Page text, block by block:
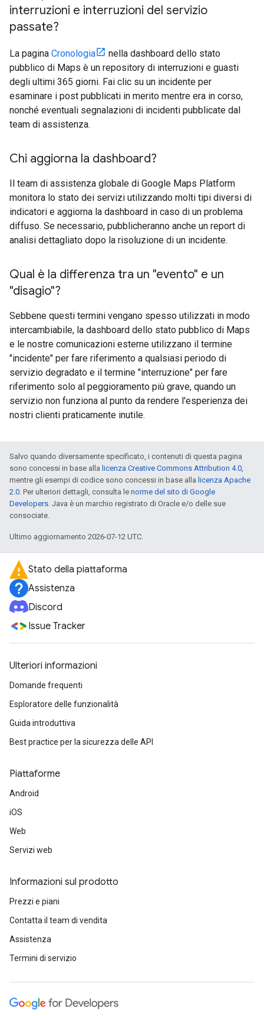
interruzioni e interruzioni del servizio
passate?
La pagina Cronologia
nella dashboard dello stato
pubblico di Maps è un repository di interruzioni e guasti
degli ultimi 365 giorni. Fai clic su un incidente per
esaminare i post pubblicati in merito mentre era in corso,
nonché eventuali segnalazioni di incidenti pubblicate dal
team di assistenza.
Chi aggiorna la dashboard?
Il team di assistenza globale di Google Maps Platform
monitora lo stato dei servizi utilizzando molti tipi diversi di
indicatori e aggiorna la dashboard in caso di un problema
diffuso. Se necessario, pubblicheranno anche un report di
analisi dettagliato dopo la risoluzione di un incidente.
Qual è la differenza tra un "evento" e un
"disagio"?
Sebbene questi termini vengano spesso utilizzati in modo
intercambiabile, la dashboard dello stato pubblico di Maps
e le nostre comunicazioni esterne utilizzano il termine
"incidente" per fare riferimento a qualsiasi periodo di
servizio degradato e il termine "interruzione" per fare
riferimento solo al peggioramento più grave, quando un
servizio non funziona al punto da rendere l'esperienza dei
nostri clienti praticamente inutile.
Salvo quando diversamente specificato, i contenuti di questa pagina
sono concessi in base alla licenza Creative Commons Attribution 4.0
mentre gli esempi di codice sono concessi in base alla licenza Apache
2.0 . Per ulteriori dettagli, consulta le norme del sito di Google
Developers . Java è un marchio registrato di Oracle e/o delle sue
consociate.
Ultimo aggiornamento 2026-07-12 UTC.
Stato della piattaforma
Assistenza
Discord
Issue Tracker
Ulteriori informazioni
Domande frequenti
Esploratore delle funzionalità
Guida introduttiva
Best practice per la sicurezza delle API
Piattaforme
Android
iOS
Web
Servizi web
Informazioni sul prodotto
Prezzi e piani
Contatta il team di vendita
Assistenza
Termini di servizio